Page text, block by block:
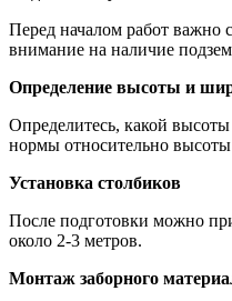
Перед началом работ важно
внимание на наличие
Определение высоты и
Определитесь, какой
нормы относительно высоты
Установка столбиков
После подготовки можно
около 2-3 метров.
Монтаж заборного